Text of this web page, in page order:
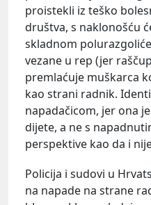
proistekli iz teško
društva, s naklonošću
skladnom
vezane u rep (jer
premlaćuje muškarca
kao strani radnik.
napadačicom, jer ona
dijete, a ne s
perspektive kao da i
Policija i sudovi u
na napade na strane